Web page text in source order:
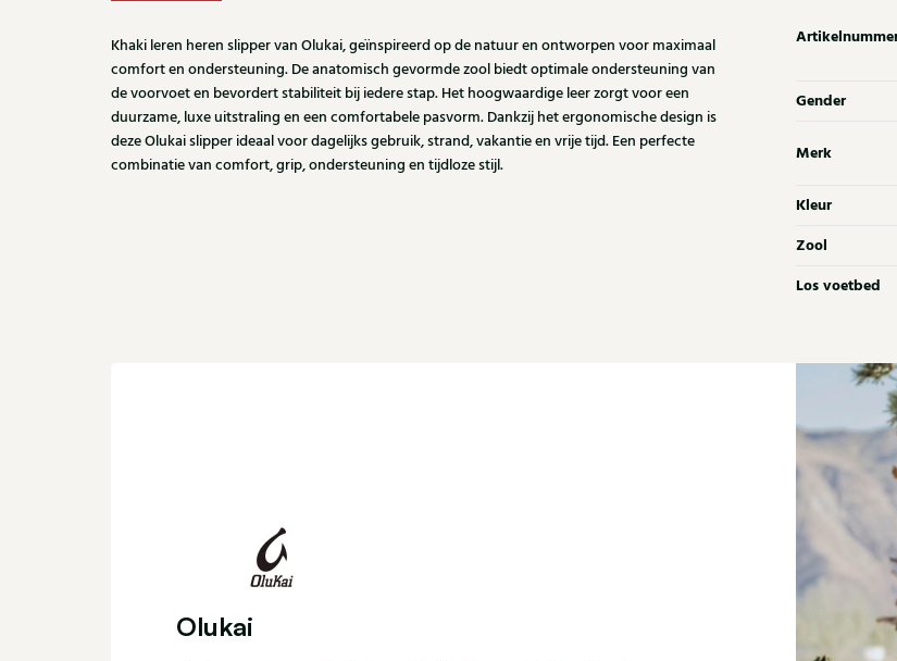
Khaki leren heren slipper van Olukai, geïnspireerd op de natuur en ontworpen voor maximaal
comfort en ondersteuning. De anatomisch gevormde zool biedt optimale ondersteuning van
de voorvoet en bevordert stabiliteit bij iedere stap. Het hoogwaardige leer zorgt voor een
duurzame, luxe uitstraling en een comfortabele pasvorm. Dankzij het ergonomische design is
deze Olukai slipper ideaal voor dagelijks gebruik, strand, vakantie en vrije tijd. Een perfecte
combinatie van comfort, grip, ondersteuning en tijdloze stijl.
Gender
Merk
Kleur
Zool
Los voetbed
Olukai